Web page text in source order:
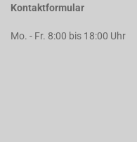
Kontaktformular
Mo. - Fr. 8:00 bis 18:00 Uhr